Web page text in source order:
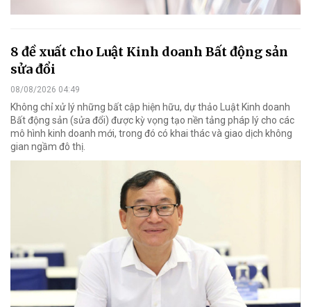
8 đề xuất cho Luật Kinh doanh Bất động sản
sửa đổi
08/08/2026 04:49
Không chỉ xử lý những bất cập hiện hữu, dự thảo Luật Kinh doanh
Bất động sản (sửa đổi) được kỳ vọng tạo nền tảng pháp lý cho các
mô hình kinh doanh mới, trong đó có khai thác và giao dịch không
gian ngầm đô thị.